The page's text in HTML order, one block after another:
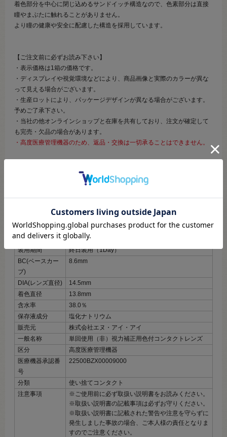
着色部分を中心に閉じ込めるサンドイッチ構造なので、色素部分は直接
瞳やまぶたに触れることがありません。
より瞳の健康や安全に配慮した構造を採用しています。
【ご注文前に必ずお読み下さい】
・表示価格は1箱の価格です。
・ディスプレイや視覚環境などにより、商品画像と実際のカラーが異な
って見える場合がございます。
・生産ロットにより、パッケージデザインが異なる場合がございます。
予めご了承下さい。
・当社の他オンラインショップと在庫を共有しており、注文が確定して
も完売・欠品の場合があります。
・高度医療管理機器のため、返品・交換は一切承ることはできません。
商品詳細 ※必ずご確認ください
Shutella 1Day
シュテラ１day（販売名:MIワンデーレンズ ※医薬品
±0.00～‐8.00
内容数量
1箱6枚入
使用期限
開封後1日
装用期間
終日装用（1Day）
BC(ベースカー
ブ)
8.6mm
DIA(レンズ直径)
14.5mm
着色直径
13.8mm
含水率
38.0％
保存液成分
塩化ナトリウム
販売元
株式会社エヌ・アイ・アイ
一般名称
単回使用（非）視力補正用色付コンタクトレンズ
区分
高度医療管理機器
医療機器承認番
号
22500BZX00009000
分類
使い捨てコンタクト
注意事項
※ご使用前に必ず取扱い説明書をお読みください。
※取扱い説明書の記載事項は必ずお守りください。
※取扱い説明書に記載された警告や注意を守らずに
発生しました事故の場合、ご本人様の責任となりま
すのでご注意ください。